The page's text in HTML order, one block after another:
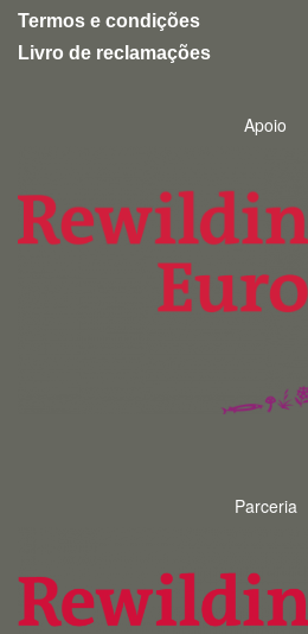
Termos e condições
Livro de reclamações
Apoio
Parceria